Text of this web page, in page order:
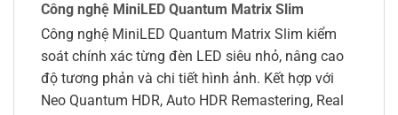
Công nghệ MiniLED Quantum Matrix Slim
Công nghệ MiniLED Quantum Matrix Slim kiểm
soát chính xác từng đèn LED siêu nhỏ, nâng cao
độ tương phản và chi tiết hình ảnh. Kết hợp với
Neo Quantum HDR, Auto HDR Remastering, Real